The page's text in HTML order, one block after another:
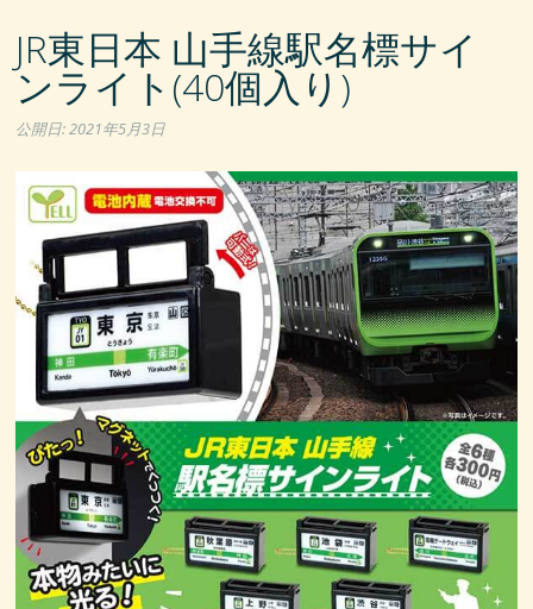
JR東日本 山手線駅名標サイ
ンライト(40個入り)
公開日:2021年5月3日